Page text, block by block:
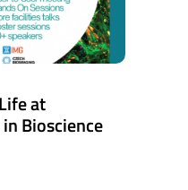
at
Bioscience